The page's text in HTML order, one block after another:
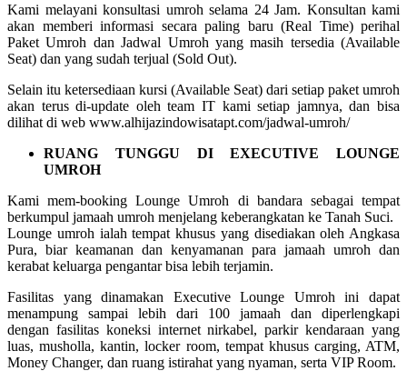
Kami melayani konsultasi umroh selama 24 Jam. Konsultan kami
akan memberi informasi secara paling baru (Real Time) perihal
Paket Umroh dan Jadwal Umroh yang masih tersedia (Available
Seat) dan yang sudah terjual (Sold Out).
Selain itu ketersediaan kursi (Available Seat) dari setiap paket umroh
akan terus di-update oleh team IT kami setiap jamnya, dan bisa
dilihat di web www.alhijazindowisatapt.com/jadwal-umroh/
RUANG TUNGGU DI EXECUTIVE LOUNGE
UMROH
Kami mem-booking Lounge Umroh di bandara sebagai tempat
berkumpul jamaah umroh menjelang keberangkatan ke Tanah Suci.
Lounge umroh ialah tempat khusus yang disediakan oleh Angkasa
Pura, biar keamanan dan kenyamanan para jamaah umroh dan
kerabat keluarga pengantar bisa lebih terjamin.
Fasilitas yang dinamakan Executive Lounge Umroh ini dapat
menampung sampai lebih dari 100 jamaah dan diperlengkapi
dengan fasilitas koneksi internet nirkabel, parkir kendaraan yang
luas, musholla, kantin, locker room, tempat khusus carging, ATM,
Money Changer, dan ruang istirahat yang nyaman, serta VIP Room.